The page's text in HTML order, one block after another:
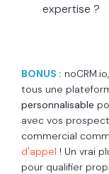
expertise ?
BONUS :
tous une
personnalisable
avec vos
commercial
d'appel ! Un vrai
pour qualifier